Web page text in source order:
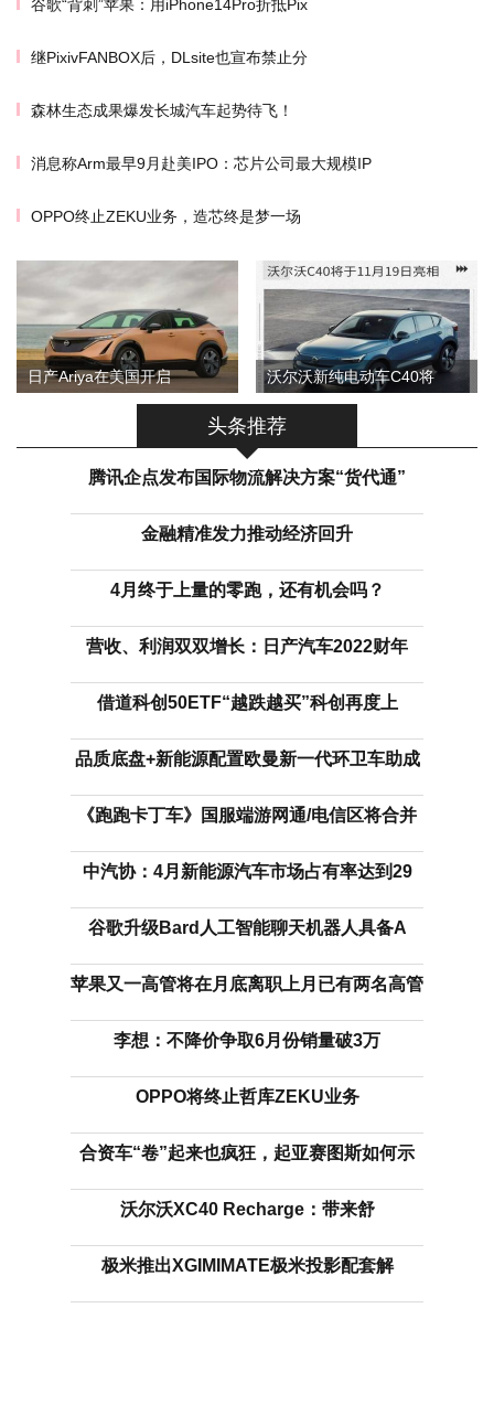
谷歌“背刺”苹果：用iPhone14Pro折抵Pix
继PixivFANBOX后，DLsite也宣布禁止分
森林生态成果爆发长城汽车起势待飞！
消息称Arm最早9月赴美IPO：芯片公司最大规模IP
OPPO终止ZEKU业务，造芯终是梦一场
日产Ariya在美国开启 沃尔沃新纯电动车C40将
头条推荐
腾讯企点发布国际物流解决方案“货代通”
金融精准发力推动经济回升
4月终于上量的零跑，还有机会吗？
营收、利润双双增长：日产汽车2022财年
借道科创50ETF“越跌越买”科创再度上
品质底盘+新能源配置欧曼新一代环卫车助成
《跑跑卡丁车》国服端游网通/电信区将合并
中汽协：4月新能源汽车市场占有率达到29
谷歌升级Bard人工智能聊天机器人具备A
苹果又一高管将在月底离职上月已有两名高管
李想：不降价争取6月份销量破3万
OPPO将终止哲库ZEKU业务
合资车“卷”起来也疯狂，起亚赛图斯如何示
沃尔沃XC40 Recharge：带来舒
极米推出XGIMIMATE极米投影配套解